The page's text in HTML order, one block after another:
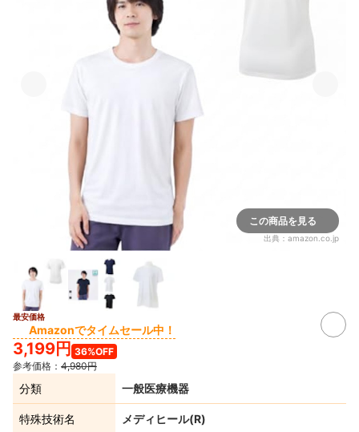
この商品を見る
出典： amazon.co.jp
最安価格
Amazonでタイムセール中！
3,199円 36%OFF
参考価格： 4,980円
分類 一般医療機器
特殊技術名 メディヒール(R)